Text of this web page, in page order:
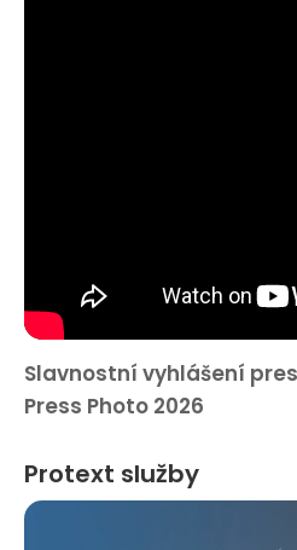
Slavnostní vyhlášení
Press Photo 2026
Protext služby